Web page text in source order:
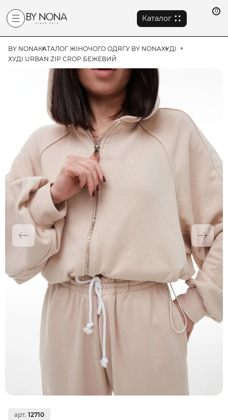
Каталог
0
BY NONAКАТАЛОГ ЖІНОЧОГО ОДЯГУ BY NONAХУДІ
ХУДІ URBAN ZIP CROP БЕЖЕВИЙ
арт. 12710